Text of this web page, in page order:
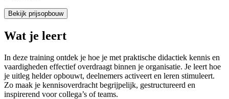
Bekijk prijsopbouw
Wat je leert
In deze training ontdek je hoe je met praktische didactiek kennis en
vaardigheden effectief overdraagt binnen je organisatie. Je leert hoe
je uitleg helder opbouwt, deelnemers activeert en leren stimuleert.
Zo maak je kennisoverdracht begrijpelijk, gestructureerd en
inspirerend voor collega’s of teams.